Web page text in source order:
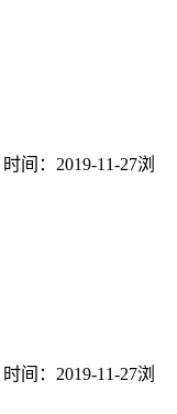
时间：2019-11-27浏
时间：2019-11-27浏